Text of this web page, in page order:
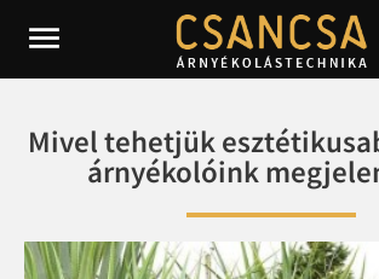

Mivel tehetjük
árnyékolóink